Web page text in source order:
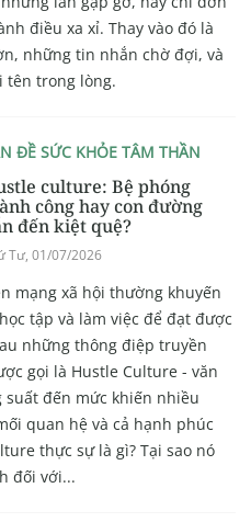
điều xa xỉ. Thay vào đó là
những tin nhắn chờ đợi, và
tên trong lòng.
ĐỀ SỨC KHỎE TÂM THẦN
culture: Bệ phóng
công hay con đường
đến kiệt quệ?
Tư, 01/07/2026
mạng xã hội thường khuyến
tập và làm việc để đạt được
những thông điệp truyền
gọi là Hustle Culture - văn
suất đến mức khiến nhiều
quan hệ và cả hạnh phúc
thực sự là gì? Tại sao nó
đối với...